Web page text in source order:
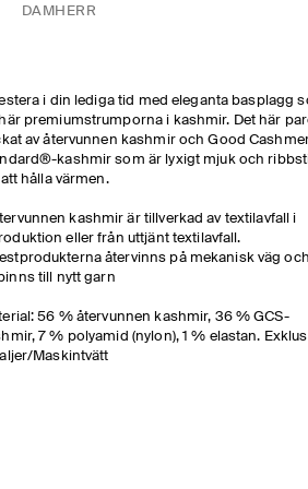
DAM HERR
i din lediga tid med eleganta basplagg
premiumstrumporna i kashmir. Det här
av återvunnen kashmir och Good
kashmir som är lyxigt mjuk och
hålla värmen.
kashmir är tillverkad av textilavfall i
eller från uttjänt textilavfall.
återvinns på mekanisk väg och
till nytt garn
56 % återvunnen kashmir, 36 % GCS-
7 % polyamid (nylon), 1 % elastan.
Maskintvätt